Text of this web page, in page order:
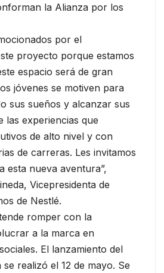
la Alianza por los
por el
proyecto porque estamos
espacio será de gran
jóvenes se motiven para
sus sueños y alcanzar sus
las experiencias que
de alto nivel y con
de carreras. Les invitamos
esta nueva aventura”,
Vicepresidenta de
de Nestlé.
romper con la
a la marca en
El lanzamiento del
realizó el 12 de mayo. Se